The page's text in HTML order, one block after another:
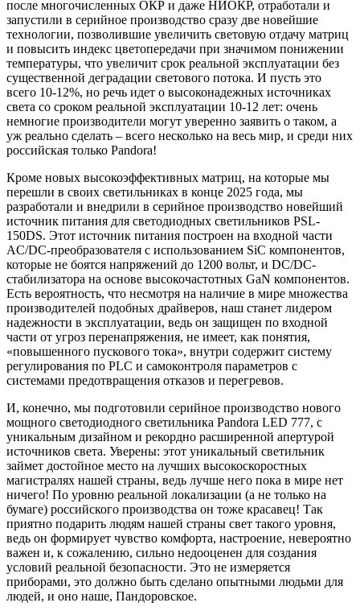
после многочисленных ОКР и даже НИОКР, отработали и
запустили в серийное производство сразу две новейшие
технологии, позволившие увеличить световую отдачу матриц
и повысить индекс цветопередачи при значимом понижении
температуры, что увеличит срок реальной эксплуатации без
существенной деградации светового потока. И пусть это
всего 10-12%, но речь идет о высоконадежных источниках
света со сроком реальной эксплуатации 10-12 лет: очень
немногие производители могут уверенно заявить о таком, а
уж реально сделать – всего несколько на весь мир, и среди них
российская только Pandora!
Кроме новых высокоэффективных матриц, на которые мы
перешли в своих светильниках в конце 2025 года, мы
разработали и внедрили в серийное производство новейший
источник питания для светодиодных светильников PSL-
150DS. Этот источник питания построен на входной части
AC/DC-преобразователя с использованием SiC компонентов,
которые не боятся напряжений до 1200 вольт, и DC/DC-
стабилизатора на основе высокочастотных GaN компонентов.
Есть вероятность, что несмотря на наличие в мире множества
производителей подобных драйверов, наш станет лидером
надежности в эксплуатации, ведь он защищен по входной
части от угроз перенапряжения, не имеет, как понятия,
«повышенного пускового тока», внутри содержит систему
регулирования по PLC и самоконтроля параметров с
системами предотвращения отказов и перегревов.
И, конечно, мы подготовили серийное производство нового
мощного светодиодного светильника Pandora LED 777, с
уникальным дизайном и рекордно расширенной апертурой
источников света. Уверены: этот уникальный светильник
займет достойное место на лучших высокоскоростных
магистралях нашей страны, ведь лучше него пока в мире нет
ничего! По уровню реальной локализации (а не только на
бумаге) российского производства он тоже красавец! Так
приятно подарить людям нашей страны свет такого уровня,
ведь он формирует чувство комфорта, настроение, невероятно
важен и, к сожалению, сильно недооценен для создания
условий реальной безопасности. Это не измеряется
приборами, это должно быть сделано опытными людьми для
людей, и оно наше, Пандоровское.